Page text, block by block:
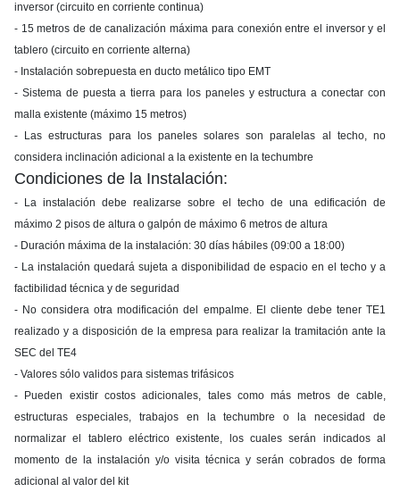
inversor (circuito en corriente continua)
- 15 metros de de canalización máxima para conexión entre el inversor y el
tablero (circuito en corriente alterna)
- Instalación sobrepuesta en ducto metálico tipo EMT
- Sistema de puesta a tierra para los paneles y estructura a conectar con
malla existente (máximo 15 metros)
- Las estructuras para los paneles solares son paralelas al techo, no
considera inclinación adicional a la existente en la techumbre
Condiciones de la Instalación:
- La instalación debe realizarse sobre el techo de una edificación de
máximo 2 pisos de altura o galpón de máximo 6 metros de altura
- Duración máxima de la instalación: 30 días hábiles (09:00 a 18:00)
- La instalación quedará sujeta a disponibilidad de espacio en el techo y a
factibilidad técnica y de seguridad
- No considera otra modificación del empalme. El cliente debe tener TE1
realizado y a disposición de la empresa para realizar la tramitación ante la
SEC del TE4
- Valores sólo validos para sistemas trifásicos
- Pueden existir costos adicionales, tales como más metros de cable,
estructuras especiales, trabajos en la techumbre o la necesidad de
normalizar el tablero eléctrico existente, los cuales serán indicados al
momento de la instalación y/o visita técnica y serán cobrados de forma
adicional al valor del kit